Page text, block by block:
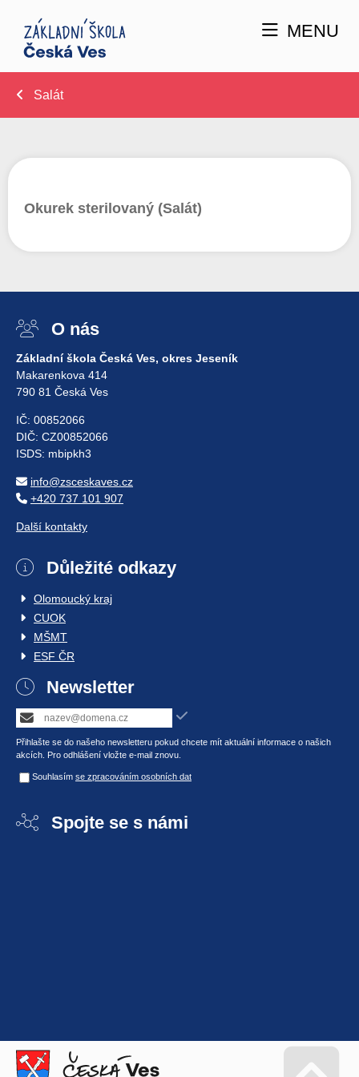
MENU
Salát
Okurek sterilovaný (Salát)
O nás
Základní škola Česká Ves, okres Jeseník
Makarenkova 414
790 81 Česká Ves
IČ: 00852066
DIČ: CZ00852066
ISDS: mbipkh3
info@zsceskaves.cz
+420 737 101 907
Další kontakty
Důležité odkazy
Olomoucký kraj
CUOK
MŠMT
ESF ČR
Newsletter
Přihlašte se do našeho newsletteru pokud chcete mít aktuální informace o našich
akcích. Pro odhlášení vložte e-mail znovu.
Souhlasím se zpracováním osobních dat
Spojte se s námi